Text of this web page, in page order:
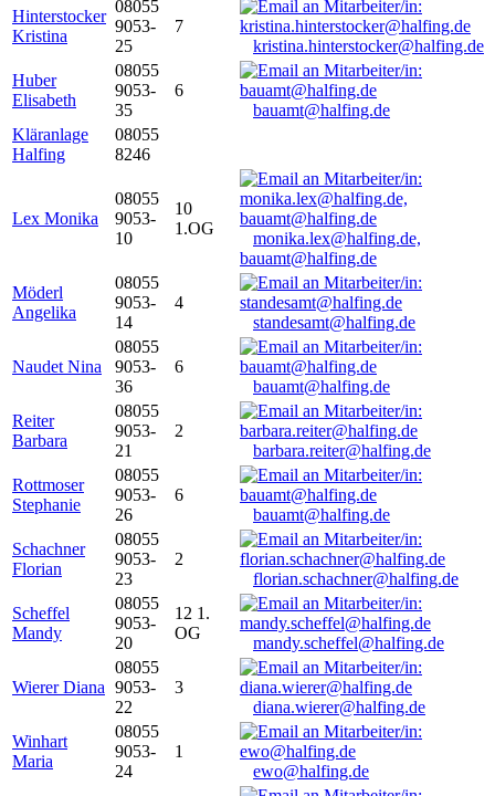
Hinterstocker
Kristina
08055
9053-
25
7
kristina.hinterstocker@halfing.de
Huber
Elisabeth
08055
9053-
35
6
bauamt@halfing.de
Kläranlage
Halfing
08055
8246
Lex Monika
08055
9053-
10
10
1.OG
monika.lex@halfing.de,
bauamt@halfing.de
Möderl
Angelika
08055
9053-
14
4
standesamt@halfing.de
Naudet Nina
08055
9053-
36
6
bauamt@halfing.de
Reiter
Barbara
08055
9053-
21
2
barbara.reiter@halfing.de
Rottmoser
Stephanie
08055
9053-
26
6
bauamt@halfing.de
Schachner
Florian
08055
9053-
23
2
florian.schachner@halfing.de
Scheffel
Mandy
08055
9053-
20
12 1.
OG
mandy.scheffel@halfing.de
Wierer Diana
08055
9053-
22
3
diana.wierer@halfing.de
Winhart
Maria
08055
9053-
24
1
ewo@halfing.de